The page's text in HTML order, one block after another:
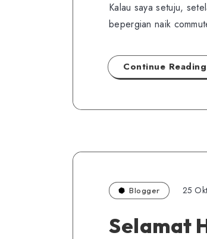
Kalau saya setuju,
bepergian naik
Continue Reading
Blogger 25
Selamat